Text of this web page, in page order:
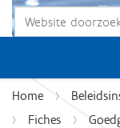
Zoek
Home
Fiches